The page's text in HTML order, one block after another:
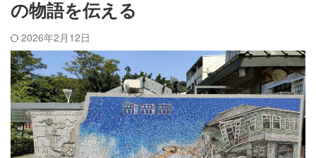
の物語を伝える
2026年2月12日